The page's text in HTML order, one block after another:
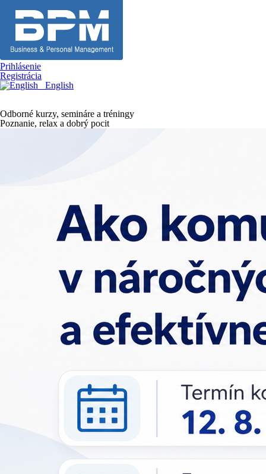
Prihlásenie
Registrácia
English
Odborné kurzy, semináre a tréningy
Poznanie, relax a dobrý pocit